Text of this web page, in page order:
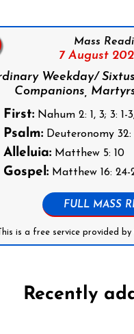
Mass
7 August
Weekday/
Companions,
First:Nahum 2: 1, 3; 3: 1-
Psalm:Deuteronomy 32:
Alleluia:Matthew 5: 10
Gospel:Matthew 16: 24-
FULL MASS
is a free service provided
Recently